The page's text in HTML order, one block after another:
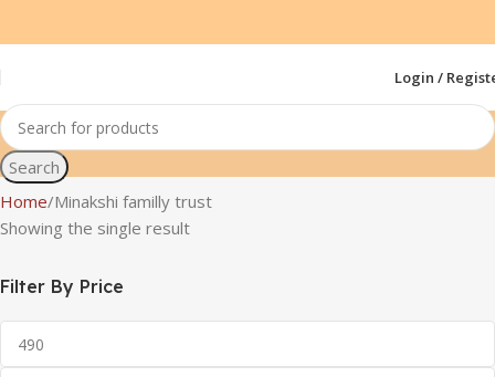
Login /
Search
Home Minakshi familly trust
Showing the single result
Filter By Price